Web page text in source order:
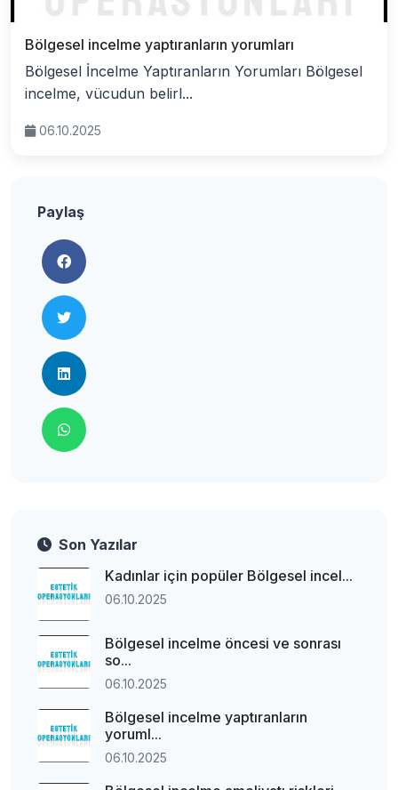
Bölgesel incelme yaptıranların yorumları
Bölgesel İncelme Yaptıranların Yorumları Bölgesel
incelme, vücudun belirl...
06.10.2025
Paylaş
Son Yazılar
Kadınlar için popüler Bölgesel incel...
06.10.2025
Bölgesel incelme öncesi ve sonrası
so...
06.10.2025
Bölgesel incelme yaptıranların
yoruml...
06.10.2025